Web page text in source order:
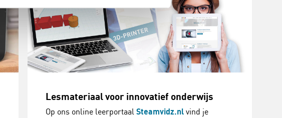
Lesmateriaal voor innovatief onderwijs
Op ons online leerportaal Steamvidz.nl vind je